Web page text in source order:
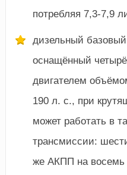
потребляя 7,3-7,9
дизельный
оснащённый
двигателем
190 л. с., при
может работать в
трансмиссии:
же АКПП на восемь